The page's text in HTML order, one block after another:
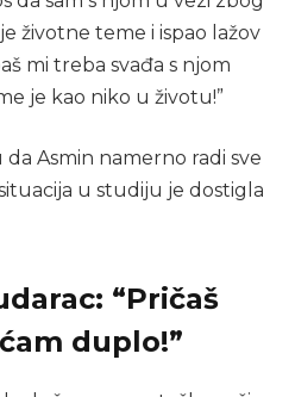
životne teme i ispao lažov
mi treba svađa s njom
je kao niko u životu!”
Asmin namerno radi sve
u studiju je dostigla
“Pričaš
duplo!”